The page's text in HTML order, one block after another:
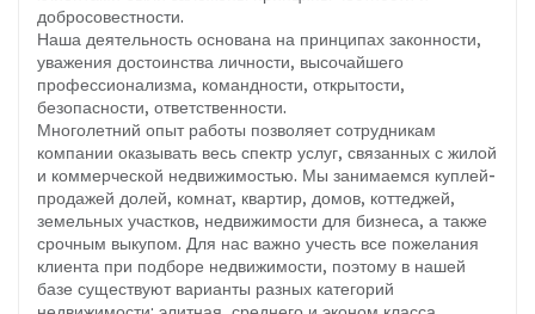
добросовестности.
Наша деятельность основана на принципах законности,
уважения достоинства личности, высочайшего
профессионализма, командности, открытости,
безопасности, ответственности.
Многолетний опыт работы позволяет сотрудникам
компании оказывать весь спектр услуг, связанных с жилой
и коммерческой недвижимостью. Мы занимаемся куплей-
продажей долей, комнат, квартир, домов, коттеджей,
земельных участков, недвижимости для бизнеса, а также
срочным выкупом. Для нас важно учесть все пожелания
клиента при подборе недвижимости, поэтому в нашей
базе существуют варианты разных категорий